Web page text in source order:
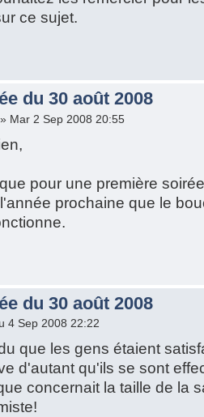
ce sujet.
du 30 août 2008
» Mar 2 Sep 2008 20:55
pour une première
prochaine que le
du 30 août 2008
4 Sep 2008 22:22
que les gens étaient
d'autant qu'ils se sont
concernait la taille de la